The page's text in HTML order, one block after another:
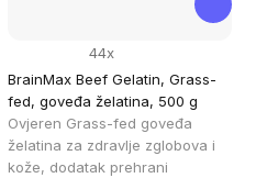
BrainMax Beef Gelatin, Grass-
fed, goveđa želatina, 500 g
Ovjeren Grass-fed goveđa
želatina za zdravlje zglobova i
kože, dodatak prehrani
44x